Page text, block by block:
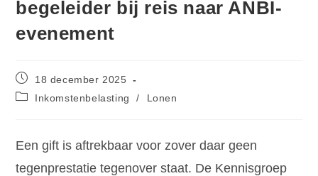
begeleider bij reis naar ANBI-
evenement
18 december 2025
Inkomstenbelasting
/ Lonen
Een gift is aftrekbaar voor zover daar geen
tegenprestatie tegenover staat. De Kennisgroep